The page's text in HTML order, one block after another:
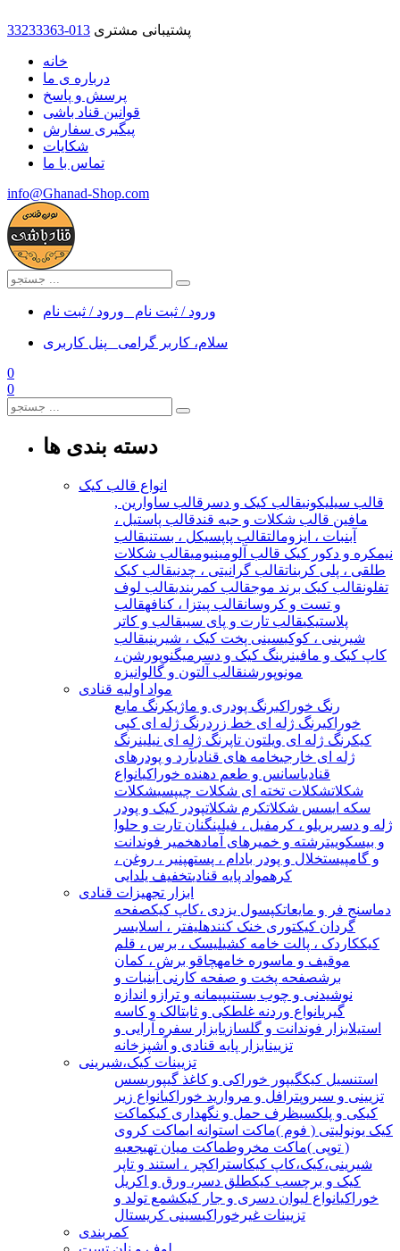
33233363-013 پشتیبانی مشتری
خانه
درباره ی ما
پرسش و پاسخ
قوانین قناد باشی
پیگیری سفارش
شکایات
تماس با ما
info@Ghanad-Shop.com
ورود / ثبت نام ورود / ثبت نام
سلام، کاربر گرامی
پنل کاربری
0
0
دسته بندی ها
انواع قالب کیک
قالب سیلیکونیقالب کیک و دسر قالب ساوارین ,
مافین قالب شکلات و حبه قندقالب پاستیل ،
آبنبات ، ایزومالتقالب پاپسیکل ، بستنیقالب
نیمکره و دکور کیک قالب آلومینیومیقالب شکلات
طلقی ، پلی کربناتقالب گرانیتی ، چدنیقالب کیک
تفلونقالب کیک برند موجقالب کمربندیقالب لوف
و تست و کروسانقالب پیتزا ، کنافهقالب
پلاستیکیقالب تارت و پای سیبقالب و کاتر
شیرینی ، کوکیسینی پخت کیک ، شیرینیقالب
کاپ کیک و مافینرینگ کیک و دسر میگنوپورشن ،
مونوپورشنقالب آلتون و گالوانیزه
مواد اولیه قنادی
رنگ خوراکیرنگ پودری و ماژیکرنگ مایع
خوراکیرنگ ژله ای خط زردرنگ ژله ای کپی
کیکرنگ ژله ای ویلتون تاپرنگ ژله ای نیلینرنگ
ژله ای خارجیخامه های قنادیآرد و پودرهای
قنادیاسانس و طعم دهنده خوراکیانواع
شکلاتشکلات تخته ای شکلات چیپسیشکلات
سکه ایسس شکلاتکرم شکلاتپودر کیک و پودر
ژله و دسر بریلو ، کرمفیل ، فیلینگنان تارت و حلوا
و بیسکوییترشته و خمیرهای آمادهخمیر فوندانت
و گامپیستخلال و پودر بادام ، پستهپنیر ، روغن ،
کرهمواد پایه قنادیتخفیف یلدایی
ابزار تجهیزات قنادی
دماسنج فر و مایعاتکپسول یزدی ،کاپ کیکصفحه
گردان کیکتوری خنک کنندهلیفتر ، اسلایسر
کیککاردک ، پالت خامه کشیلیسک ، برس ، قلم
موقیف و ماسوره خامهچاقو برش ، کمان
برشصفحه پخت و صفحه کار نی آبنبات و
نوشیدنی و چوب بستنیپیمانه و ترازو اندازه
گیریانواع وردنه غلطکی و ثابتالک و کاسه
استیلابزار فوندانت و گلسازیابزار سفره آرایی و
تزیینابزار پایه قنادی و آشپزخانه
تزیینات کیک،شیرینی
استنسیل کیکگیپور خوراکی و کاغذ گیپوریسس
تزیینی و سیروپترافل و مروارید خوراکیانواع زیر
کیکی و پلکسیظرف حمل و نگهداری کیکماکت
کیک یونولیتی ( فوم )ماکت استوانه ایماکت کروی
( توپی )ماکت مخروطماکت میان تهیجعبه
شیرینی،کیک،کاپ کیکاستراکچر ، استند و تاپر
کیک و برچسب کیکطلق دسر، ورق و اکریل
خوراکیانواع لیوان دسری و جار کیکشمع تولد و
تزیینات غیرخوراکیسینی کریستال
کمربندی